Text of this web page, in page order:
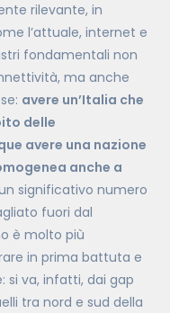
rilevante, in
l’attuale, internet e
fondamentali non
ma anche
avere un’Italia che
delle
avere una nazione
anche a
significativo numero
fuori dal
è molto più
in prima battuta e
va, infatti, dai gap
tra nord e sud della